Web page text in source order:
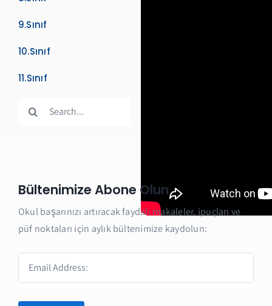
9.Sınıf
10.Sınıf
11.Sınıf
Bültenimize Abone Olun
Okul başarınızı artıracak faydalı makaleler, ipuçları ve
püf noktaları için aylık bültenimize kaydolun: